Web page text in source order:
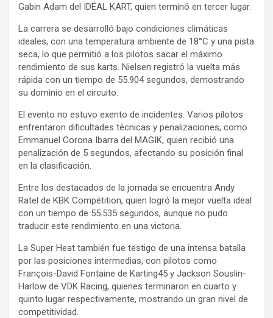
Gabin Adam del IDÉAL KART, quien terminó en tercer lugar.
La carrera se desarrolló bajo condiciones climáticas
ideales, con una temperatura ambiente de 18°C y una pista
seca, lo que permitió a los pilotos sacar el máximo
rendimiento de sus karts. Nielsen registró la vuelta más
rápida con un tiempo de 55.904 segundos, demostrando
su dominio en el circuito.
El evento no estuvo exento de incidentes. Varios pilotos
enfrentaron dificultades técnicas y penalizaciones, como
Emmanuel Corona Ibarra del MAGIK, quien recibió una
penalización de 5 segundos, afectando su posición final
en la clasificación.
Entre los destacados de la jornada se encuentra Andy
Ratel de KBK Compétition, quien logró la mejor vuelta ideal
con un tiempo de 55.535 segundos, aunque no pudo
traducir este rendimiento en una victoria.
La Super Heat también fue testigo de una intensa batalla
por las posiciones intermedias, con pilotos como
François-David Fontaine de Karting45 y Jackson Souslin-
Harlow de VDK Racing, quienes terminaron en cuarto y
quinto lugar respectivamente, mostrando un gran nivel de
competitividad.